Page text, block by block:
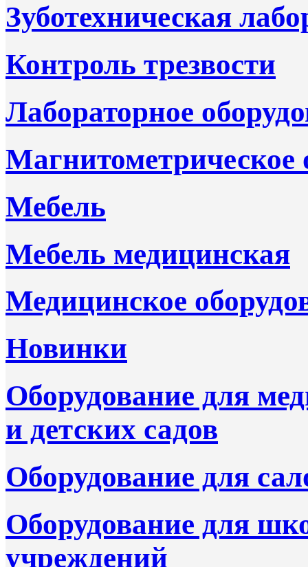
Зуботехническая
Контроль трезвости
Лабораторное
Магнитометрическое
Мебель
Мебель медицинская
Медицинское
Новинки
Оборудование для
и детских садов
Оборудование для
Оборудование для
учреждений